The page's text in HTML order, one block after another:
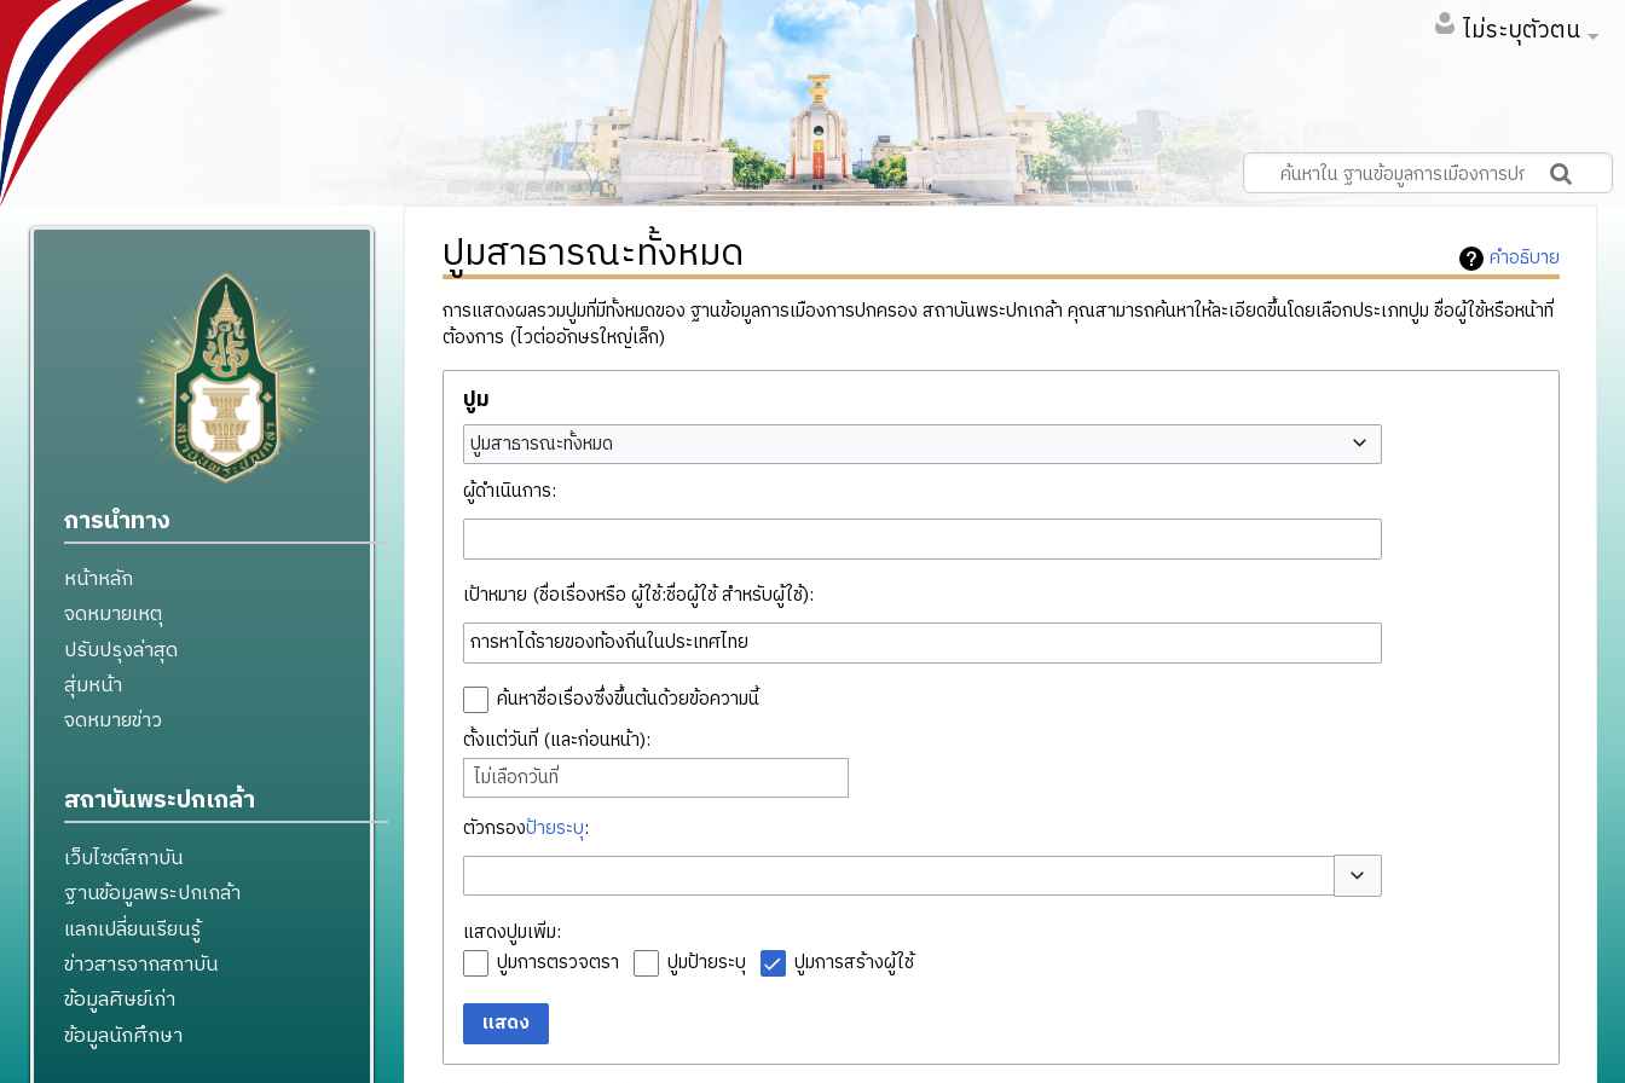
ไม่ระบุตัวตน
คำอธิบาย
ปูมสาธารณะทั้งหมด
การแสดงผลรวมปูมที่มีทั้งหมดของ ฐานข้อมูลการเมืองการปกครอง สถาบันพระปกเกล้า คุณสามารถค้นหาให้ละเอียดขึ้นโดยเลือกประเภทปูม ชื่อผู้ใช้หรือหน้าที่
ต้องการ (ไวต่ออักษรใหญ่เล็ก)
ปูม
ปูมสาธารณะทั้งหมด
ผู้ดำเนินการ:
เป้าหมาย (ชื่อเรื่องหรือ ผู้ใช้:ชื่อผู้ใช้ สำหรับผู้ใช้):
ค้นหาชื่อเรื่องซึ่งขึ้นต้นด้วยข้อความนี้
ตั้งแต่วันที่ (และก่อนหน้า):
ไม่เลือกวันที่
ตัวกรองป้ายระบุ:
สลับตัวเลือก
แสดงปูมเพิ่ม:
ปูมการตรวจตรา
ปูมป้ายระบุ ปูมการสร้างผู้ใช้
แสดง
การนำทาง
หน้าหลัก
จดหมายเหตุ
ปรับปรุงล่าสุด
สุ่มหน้า
จดหมายข่าว
สถาบันพระปกเกล้า
เว็บไซต์สถาบัน
ฐานข้อมูลพระปกเกล้า
แลกเปลี่ยนเรียนรู้
ข่าวสารจากสถาบัน
ข้อมูลศิษย์เก่า
ข้อมูลนักศึกษา